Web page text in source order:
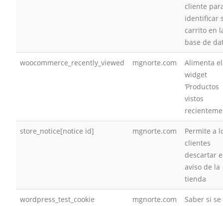
cliente
identificar
carrito en
base de
woocommerce_recently_viewed mgnorte.com
Alimenta el
widget
‘Productos
vistos
store_notice[notice id] mgnorte.com
Permite a
clientes
descartar
aviso de la
tienda
wordpress_test_cookie mgnorte.com
Saber si